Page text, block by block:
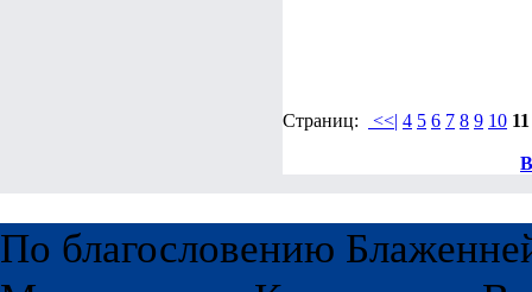
Страниц: <<| 4 5 6 7 8 9 10 11
По благословению